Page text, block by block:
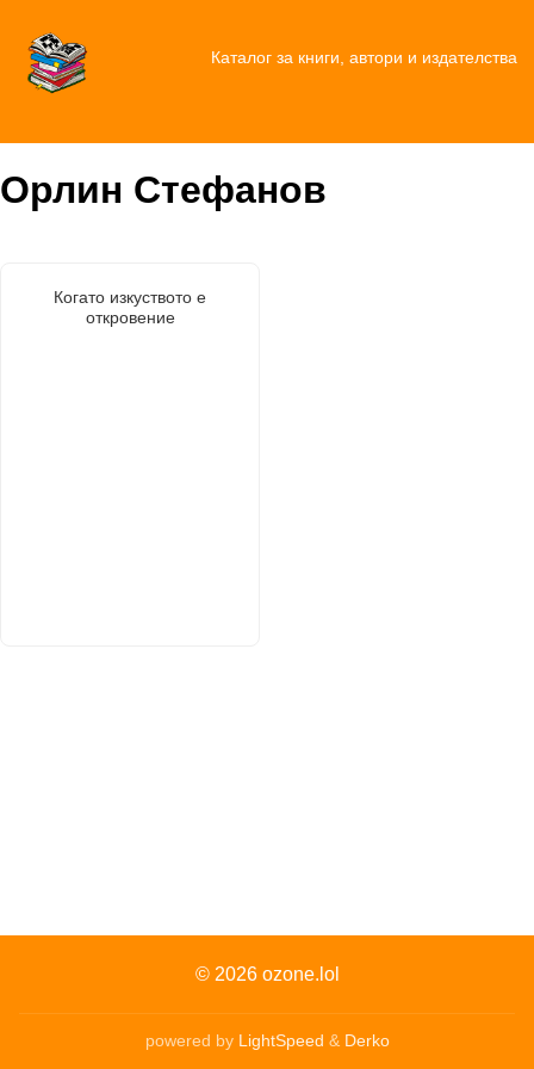
Каталог за книги, автори и издателства
Орлин Стефанов
Когато изкуството е
откровение
© 2026 ozone.lol
powered by LightSpeed & Derko